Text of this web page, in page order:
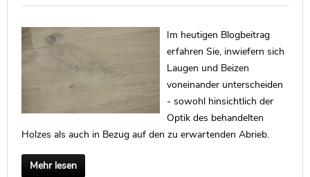
Im heutigen Blogbeitrag
erfahren Sie, inwiefern sich
Laugen und Beizen
voneinander unterscheiden
- sowohl hinsichtlich der
Optik des behandelten
Holzes als auch in Bezug auf den zu erwartenden Abrieb.
Mehr lesen